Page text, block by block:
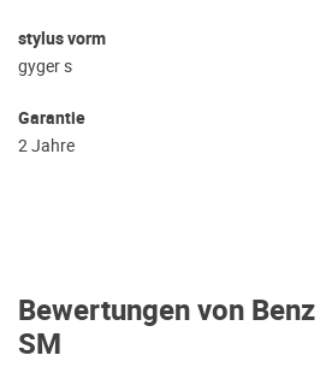
stylus vorm
gyger s
Garantie
2 Jahre
Bewertungen von
SM